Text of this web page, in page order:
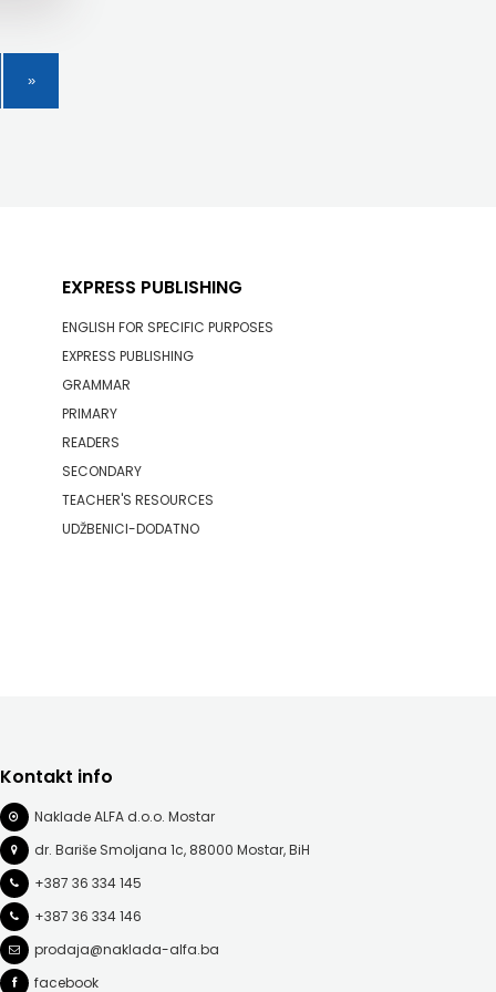
EXPRESS PUBLISHING
ENGLISH FOR SPECIFIC PURPOSES
EXPRESS PUBLISHING
GRAMMAR
PRIMARY
READERS
SECONDARY
TEACHER'S RESOURCES
UDŽBENICI-DODATNO
Kontakt info
Naklade ALFA d.o.o. Mostar
dr. Bariše Smoljana 1c, 88000 Mostar, BiH
+387 36 334 145
+387 36 334 146
prodaja@naklada-alfa.ba
facebook